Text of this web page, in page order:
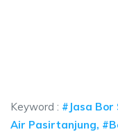
Keyword : #Jasa
Air Pasirtanjung,